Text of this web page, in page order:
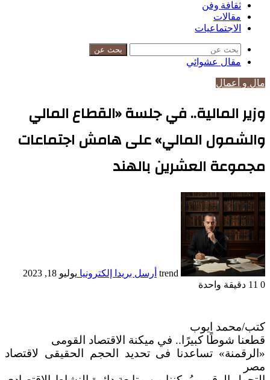
ثقافة وفن
مقالات
الاجتماعيات
بحث عن
مقال عشوائي
مال و أعمال
وزير المالية.. في جلسة «القطاع المالي
والشمول المالي» على هامش اجتماعات
مجموعة العشرين بالهند
trend أرسل بريدا إلكترونيا يوليو 18, 2023
0
دقيقة واحدة
كتب/محمد ايوب
قطعنا شوطًا كبيرًا.. في ميكنة الاقتصاد القومى
«الرقمنة» تساعدنا فى تحديد الحجم الحقيقى لاقتصاد
مصر